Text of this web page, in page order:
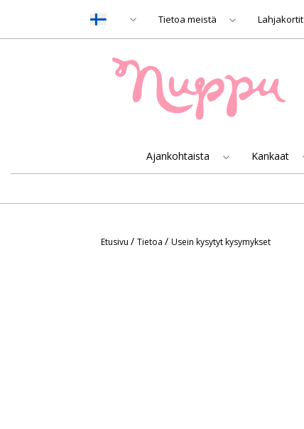
Tietoa meistä Lahjakortit
Ajankohtaista Kankaat
Etusivu / Tietoa / Usein kysytyt kysymykset